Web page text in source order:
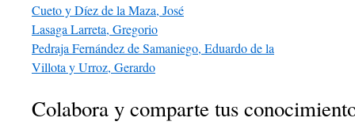
Cueto y Díez de la Maza, José
Lasaga Larreta, Gregorio
Pedraja Fernández de Samaniego, Eduardo de la
Villota y Urroz, Gerardo
Colabora y comparte tus